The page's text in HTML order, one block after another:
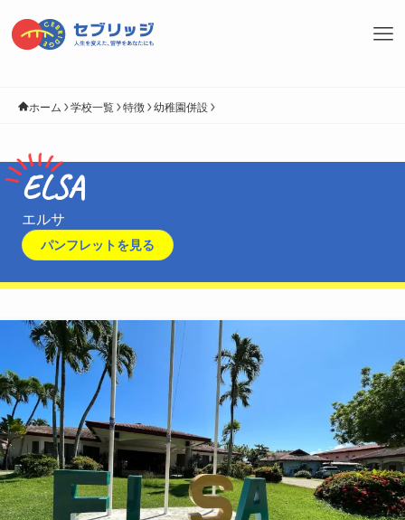
ホーム 学校一覧 特徴 幼稚園併設
ELSA
エルサ
パンフレットを見る